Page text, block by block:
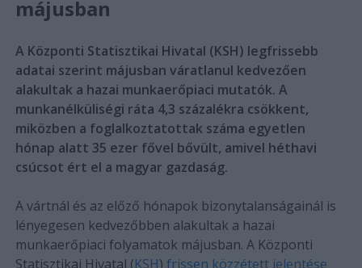
májusban
A Központi Statisztikai Hivatal (KSH) legfrissebb
adatai szerint májusban váratlanul kedvezően
alakultak a hazai munkaerőpiaci mutatók. A
munkanélküliségi ráta 4,3 százalékra csökkent,
miközben a foglalkoztatottak száma egyetlen
hónap alatt 35 ezer fővel bővült, amivel héthavi
csúcsot ért el a magyar gazdaság.
A vártnál és az előző hónapok bizonytalanságainál is
lényegesen kedvezőbben alakultak a hazai
munkaerőpiaci folyamatok májusban. A Központi
Statisztikai Hivatal (KSH) frissen közzétett jelentése